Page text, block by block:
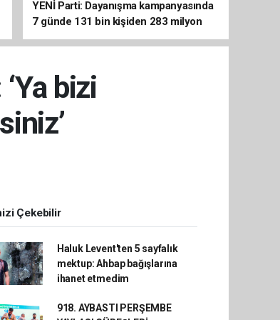
YENİ Parti: Dayanışma kampanyasında
7 günde 131 bin kişiden 283 milyon
liralık destek
bizi
Çekebilir
Haluk Levent'ten 5 sayfalık
mektup: Ahbap bağışlarına
ihanet etmedim
918. AYBASTI PERŞEMBE